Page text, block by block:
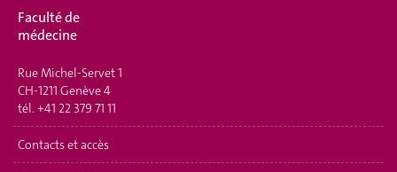
Faculté de
médecine
Rue Michel-Servet 1
CH-1211 Genève 4
tél. +41 22 379 71 11
Contacts et accès